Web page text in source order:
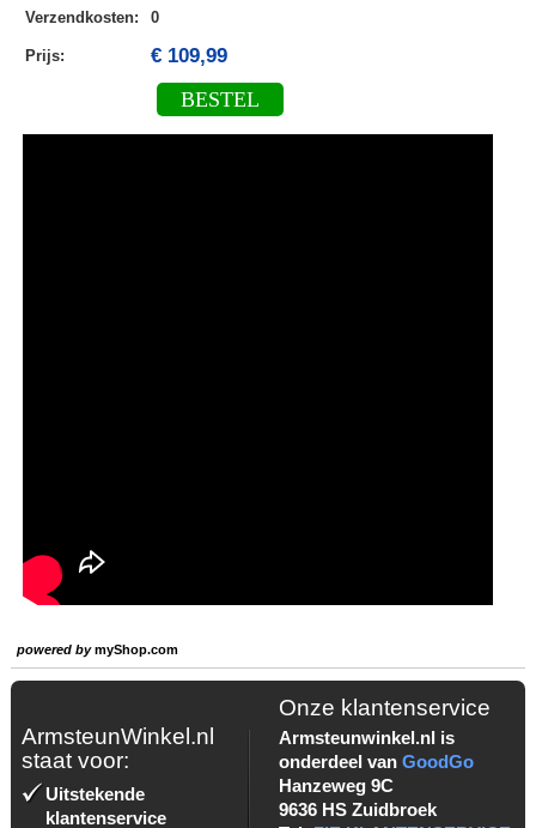
Verzendkosten: 0
Prijs: € 109,99
BESTEL
powered bymyShop.com
ArmsteunWinkel.nl
staat voor:
Uitstekende
klantenservice
Onze klantenservice
Armsteunwinkel.nl is
onderdeel van GoodGo
Hanzeweg 9C
9636 HS Zuidbroek